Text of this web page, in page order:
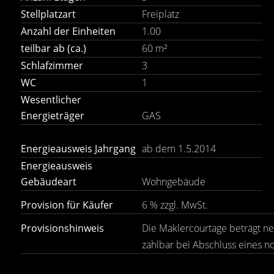
Stellplatzart
Freiplatz
Anzahl der Einheiten
1.00
teilbar ab (ca.)
60 m²
Schlafzimmer
3
WC
1
Wesentlicher
Energieträger
GAS
Energieausweis Jahrgang ab dem 1.5.2014
Energieausweis
Gebäudeart
Wohngebäude
Provision für Käufer
6 % zzgl. MwSt.
Provisionshinweis
Die Maklercourtage beträgt
zahlbar bei Abschluss eines